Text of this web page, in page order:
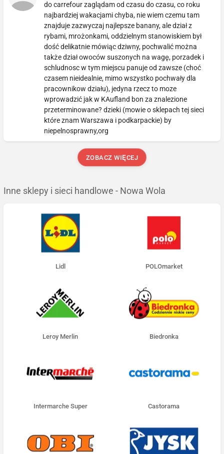
do carrefour zaglądam od czasu do czasu, co roku
najbardziej wakacjami chyba, nie wiem czemu tam
znajduje zazwyczaj najlepsze banany, ale dział z
rybami, mrożonkami, oddzielnym stanowiskiem był
dość delikatnie mówiąc dziwny, pochwalić można
także dział owoców suszonych na wagę, porzadek i
schludnosc w tym miejscu panuje od zawsze (choć
czasem nieidealnie, mimo wszystko pochwały dla
pracownikow działu), jedyna rzecz to moze
wprowadzić jak w KAufland bon za znalezione
przeterminowane? dzieki (mowie o sklepach tej sieci
które znam Warszawa i podkarpackie) by
niepelnosprawny,org
ZOBACZ WIĘCEJ
Inne sklepy i sieci handlowe - Nowa Wola
Lidl POLOmarket
Leroy Merlin Biedronka
Intermarche Super Castorama